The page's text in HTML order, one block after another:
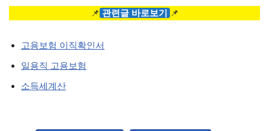
📌 관련글 바로보기 📌
고용보험 이직확인서
일용직 고용보험
소득세계산